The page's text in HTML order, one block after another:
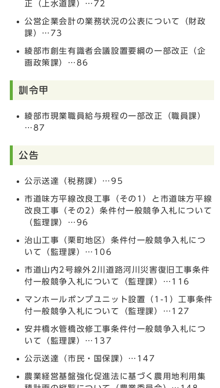
正（上水道課）…72
公営企業会計の業務状況の公表について（財政
課）…73
綾部市創生有識者会議設置要綱の一部改正（企
画政策課）…86
訓令甲
綾部市現業職員給与規程の一部改正（職員課）
…87
公告
公示送達（税務課）…95
市道味方平線改良工事（その1）と市道味方平線
改良工事（その2）条件付一般競争入札について
（監理課）…96
治山工事（栗町地区）条件付一般競争入札につ
いて（監理課）…106
市道山内2号線外2川道路河川災害復旧工事条件
付一般競争入札について（監理課）…116
マンホールポンプユニット設置（1-1）工事条件
付一般競争入札について（監理課）…127
安井橋水管橋改修工事条件付一般競争入札につ
いて（監理課）…137
公示送達（市民・国保課）…147
農業経営基盤強化促進法に基づく農用地利用集